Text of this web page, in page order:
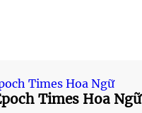
Times Hoa Ngữ